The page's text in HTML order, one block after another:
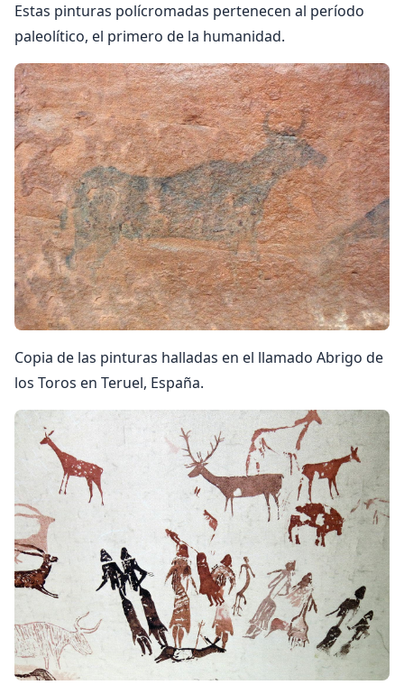
Estas pin­turas polícroma­das pertenecen al período
paleolítico, el primero de la hu­manidad.
Copia de las pinturas halladas en el llamado Abrigo de
los Toros en Teruel, España.